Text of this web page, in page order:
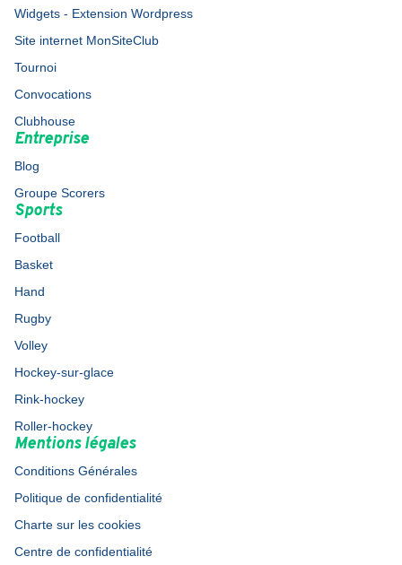
Widgets - Extension Wordpress
Site internet MonSiteClub
Tournoi
Convocations
Clubhouse
Entreprise
Blog
Groupe Scorers
Sports
Football
Basket
Hand
Rugby
Volley
Hockey-sur-glace
Rink-hockey
Roller-hockey
Mentions légales
Conditions Générales
Politique de confidentialité
Charte sur les cookies
Centre de confidentialité